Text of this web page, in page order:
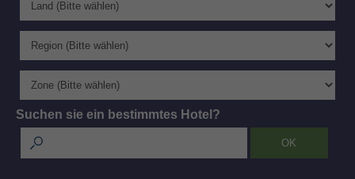
Suchen sie ein bestimmtes Hotel?